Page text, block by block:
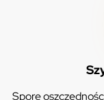
Spore